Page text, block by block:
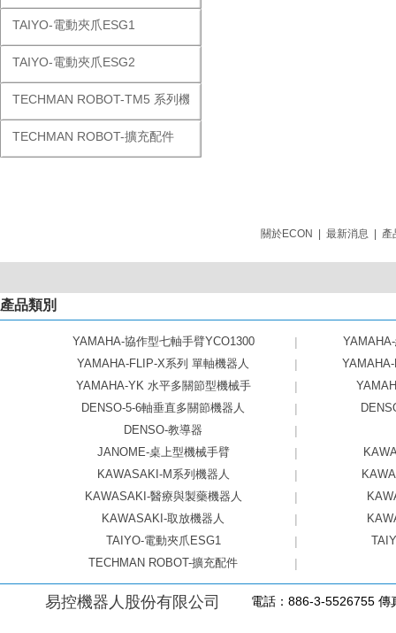
TAIYO-電動夾爪ESG1
TAIYO-電動夾爪ESG2
TECHMAN ROBOT-TM5 系列機器人
TECHMAN ROBOT-擴充配件
關於ECON 最新消息 產
產品類別
YAMAHA-協作型七軸手臂YCO1300 |
YAMAHA-FLIP-X系列 單軸機器人
|
YAMAHA-YK 水平多關節型機械手
|
DENSO-5-6軸垂直多關節機器人
|
DENSO-教導器
|
JANOME-桌上型機械手臂
|
KAWASAKI-M系列機器人
|
KAWASAKI-醫療與製藥機器人
|
KAWASAKI-取放機器人
|
TAIYO-電動夾爪ESG1
|
TECHMAN ROBOT-擴充配件
|
易控機器人股份有限公司 電話：886-3-5526755